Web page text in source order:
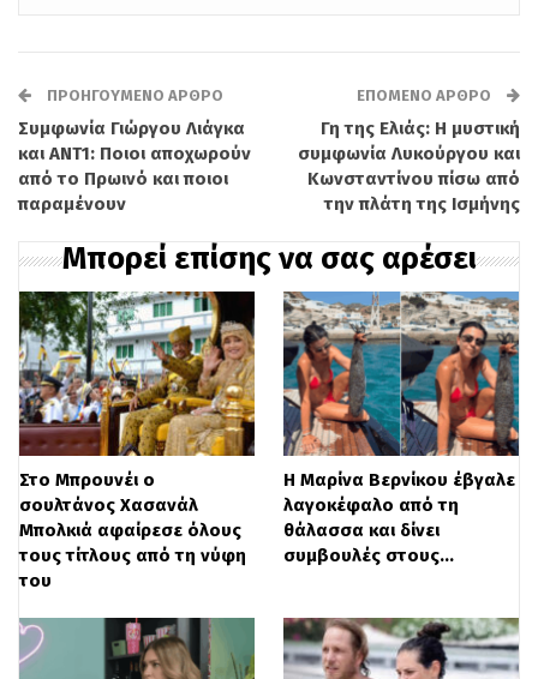
εξέφρασε την αυτοπεποίθησή της για μια
ενδεχόμενη μετακίνηση, δηλώνοντας
χαρακτηριστικά: «Νομίζω ότι θα
μπορούσα να υποστηρίξω μία
ενημερωτική εκπομπή, αλλά γενικότερα
μου αρέσει η ψυχαγωγία πιο πολύ».
Τέλος, η ίδια αναφέρθηκε στον τρόπο που
διαχειρίζεται την κριτική και τα αρνητικά
σχόλια που λαμβάνει καθημερινά στα
μέσα κοινωνικής δικτύωσης. Αν και
αυτοπροσδιορίζεται ως ένας ιδιαίτερα
αντιδραστικός χαρακτήρας που συχνά
απαντά σε προκλήσεις, διευκρίνισε ότι
επιλέγει να αγνοεί τα μεμονωμένα σχόλια
ΠΡΟΗΓΟΎΜΕΝΟ ΆΡΘΡΟ
Συμφωνία Γιώργου Λιάγκα
και ΑΝΤ1: Ποιοι αποχωρούν
από το Πρωινό και ποιοι
παραμένουν
ΕΠΌΜΕΝΟ ΆΡΘΡΟ
Γη της Ελιάς: Η μυστική
συμφωνία Λυκούργου και
Κωνσταντίνου πίσω από
την πλάτη της Ισμήνης
Μπορεί επίσης να σας αρέσει
Στο Μπρουνέι ο
σουλτάνος Χασανάλ
Μπολκιά αφαίρεσε όλους
τους τίτλους από τη νύφη
του
Η Μαρίνα Βερνίκου έβγαλε
λαγοκέφαλο από τη
θάλασσα και δίνει
συμβουλές στους…